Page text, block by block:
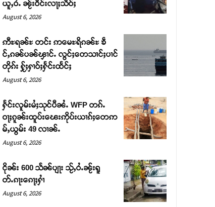
ယူႇဝႆႉ ၼႂ်းဝဵင်းလႃႈသဵဝ်ႈ
August 6, 2026
ဢီႊရၼ်ႊ တင်း ဢမေႊရိၵၼ်ႊ ၶဵ
င်ႇၵၼ်ပၼ်ၾၢင်ႉ လွင်ႈတေသၢင်ႈပၢင်
တိုၵ်း ႁႂ်ႈႁၢဝ်ႈႁႅင်းထႅင်ႈ
August 6, 2026
ႁႅင်းလူမ်းမႆႈသုင်ပီၼႆႉ WFP တၵ်ႉ
ဝႃႈၵူၼ်းထူပ်းၽေးဢိုပ်းယၢၵ်ႈတေဢ
မ်ႇယွမ်း 49 လၢၼ်ႉ
August 6, 2026
ငိုၼ်း 600 သႅၼ်ပျႃး သႂ်ႇဝႆႉၼႂ်းရူ
တ်ႉၵႃးၵေႃႈႁၢႆ
August 6, 2026